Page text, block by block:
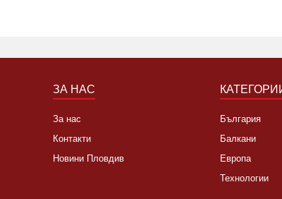
ЗА НАС
За нас
Контакти
Новини Пловдив
България
Балкани
Европа
Технологии